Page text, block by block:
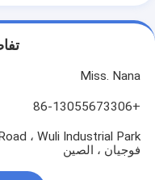
Miss. Nana
+86-13055673306
فوجيان ، الصين